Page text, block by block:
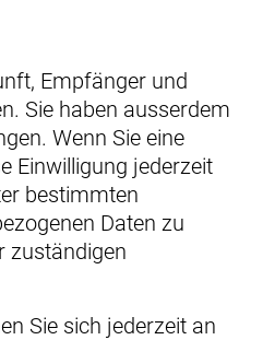
Empfänger und
Sie haben ausserdem
Wenn Sie eine
Einwilligung jederzeit
bestimmten
Daten zu
zuständigen
Sie sich jederzeit an